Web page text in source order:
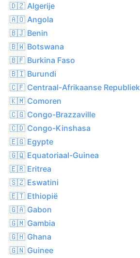
🇩🇿 Algerije
🇦🇴 Angola
🇧🇯 Benin
🇧🇼 Botswana
🇧🇫 Burkina Faso
🇧🇮 Burundi
🇨🇫 Centraal-Afrikaanse Republiek
🇰🇲 Comoren
🇨🇬 Congo-Brazzaville
🇨🇩 Congo-Kinshasa
🇪🇬 Egypte
🇬🇶 Equatoriaal-Guinea
🇪🇷 Eritrea
🇸🇿 Eswatini
🇪🇹 Ethiopië
🇬🇦 Gabon
🇬🇲 Gambia
🇬🇭 Ghana
🇬🇳 Guinee